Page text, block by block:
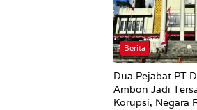
Berita
Dua Pejabat PT
Ambon Jadi
Korupsi, Negara